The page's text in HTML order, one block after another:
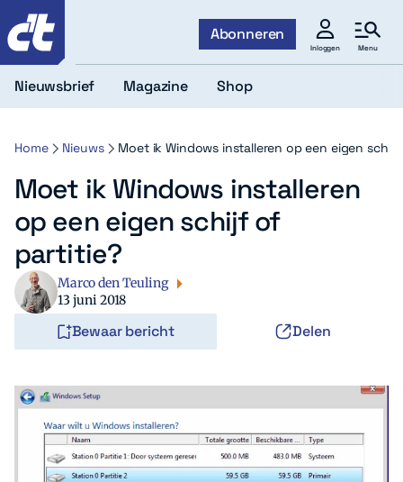
Abonneren
Inloggen Menu
Nieuwsbrief Magazine Shop
Home Nieuws Moet ik Windows installeren op een eigen
Moet ik Windows installeren
op een eigen schijf of
partitie?
Marco den Teuling
13 juni 2018
Bewaar bericht Delen